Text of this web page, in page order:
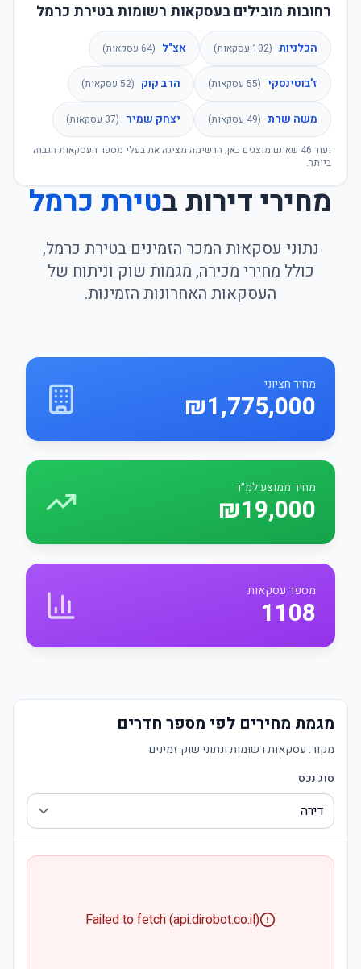
רחובות מובילים בעסקאות רשומות בטירת כרמל
הכלניות (
102 עסקאות) אצ"ל (
64 עסקאות)
ז'בוטינסקי (
55 עסקאות) הרב קוק (
52 עסקאות)
משה שרת (
49 עסקאות) יצחק שמיר (
37 עסקאות)
ועוד 46 שאינם מוצגים כאן; הרשימה מציגה את בעלי מספר העסקאות הגבוה
ביותר.
מחירי דירות בטירת כרמל
נתוני עסקאות המכר הזמינים בטירת כרמל,
כולל מחירי מכירה, מגמות שוק וניתוח של
העסקאות האחרונות הזמינות.
מחיר חציוני
₪1,775,000
מחיר ממוצע למ״ר
₪19,000
מספר עסקאות
1108
מגמת מחירים לפי מספר חדרים
מקור: עסקאות רשומות ונתוני שוק זמינים
סוג נכס
Failed to fetch (api.dirobot.co.il)